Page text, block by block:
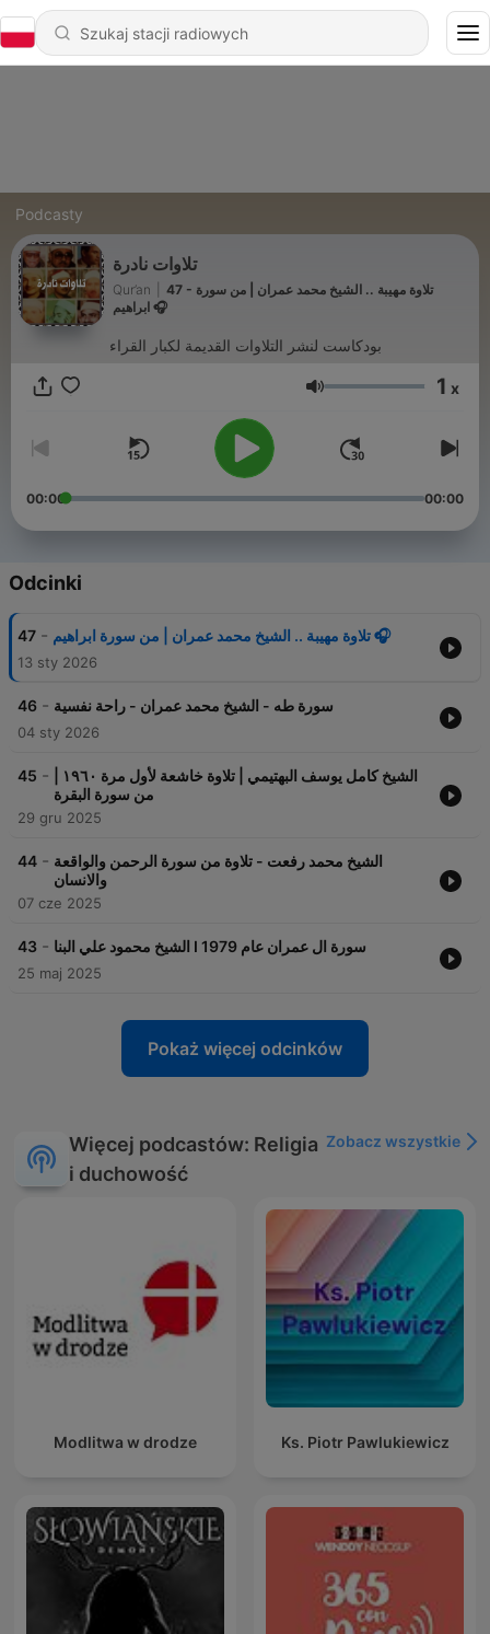
Podcasty
تلاوات نادرة
Qur’an
47 - تلاوة مهيبة .. الشيخ محمد عمران | من سورة
ابراهيم 🎧
بودكاست لنشر التلاوات القديمة لكبار القراء
Głośność 1 x
00:00 00:00
Odcinki
47 - تلاوة مهيبة .. الشيخ محمد عمران | من سورة ابراهيم 🎧
13 sty 2026
46 - سورة طه - الشيخ محمد عمران - راحة نفسية
04 sty 2026
45 -
من سورة البقرة
29 gru 2025
44 - الشيخ محمد رفعت - تلاوة من سورة الرحمن والواقعة
والانسان
07 cze 2025
43 - الشيخ محمود علي البنا I سورة ال عمران عام 1979
25 maj 2025
Pokaż więcej odcinków
Więcej podcastów: Religia
i duchowość
Zobacz wszystkie
Modlitwa w drodze Ks. Piotr Pawlukiewicz